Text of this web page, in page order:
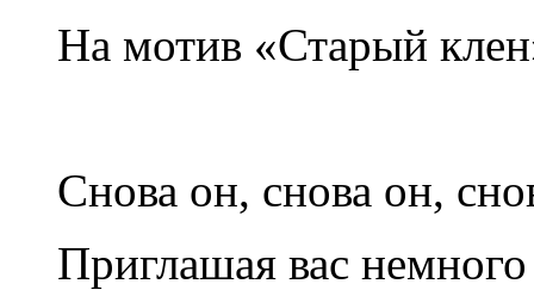
На мотив «Старый
Снова он, снова он,
Приглашая вас